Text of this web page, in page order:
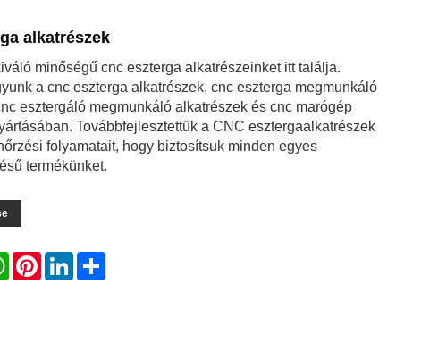
alkatrészek
minőségű cnc eszterga alkatrészeinket itt találja.
a cnc eszterga alkatrészek, cnc eszterga megmunkáló
esztergáló megmunkáló alkatrészek és cnc marógép
Továbbfejlesztettük a CNC esztergaalkatrészek
folyamatait, hogy biztosítsuk minden egyes
termékünket.
WhatsAppPinterestLinkedIn